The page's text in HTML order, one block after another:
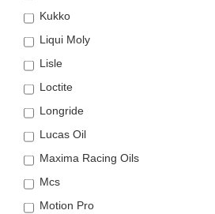
Kukko
Liqui Moly
Lisle
Loctite
Longride
Lucas Oil
Maxima Racing Oils
Mcs
Motion Pro